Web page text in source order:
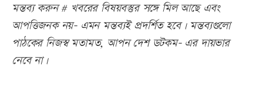
মন্তব্য করুন # খবরের বিষয়বস্তুর সঙ্গে মিল আছে এবং
আপত্তিজনক নয়- এমন মন্তব্যই প্রদর্শিত হবে। মন্তব্যগুলো
পাঠকের নিজস্ব মতামত, আপন দেশ ডটকম- এর দায়ভার
নেবে না।